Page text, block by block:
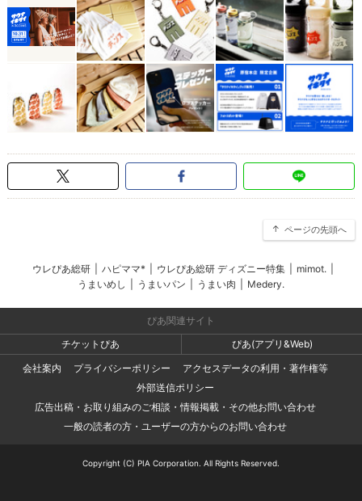
ページの先頭へ
ウレぴあ総研 ハピママ* ウレぴあ総研 ディズニー特集 mimot.
うまいめし
うまいパン うまい肉 Medery.
ぴあ関連サイト
チケットぴあ
ぴあ(アプリ&Web)
会社案内
プライバシーポリシー
アクセスデータの利用・著作権等
外部送信ポリシー
広告出稿・お取り組みのご相談・情報掲載・その他お問い合わせ
一般の読者の方・ユーザーの方からのお問い合わせ
Copyright (C) PIA Corporation. All Rights Reserved.